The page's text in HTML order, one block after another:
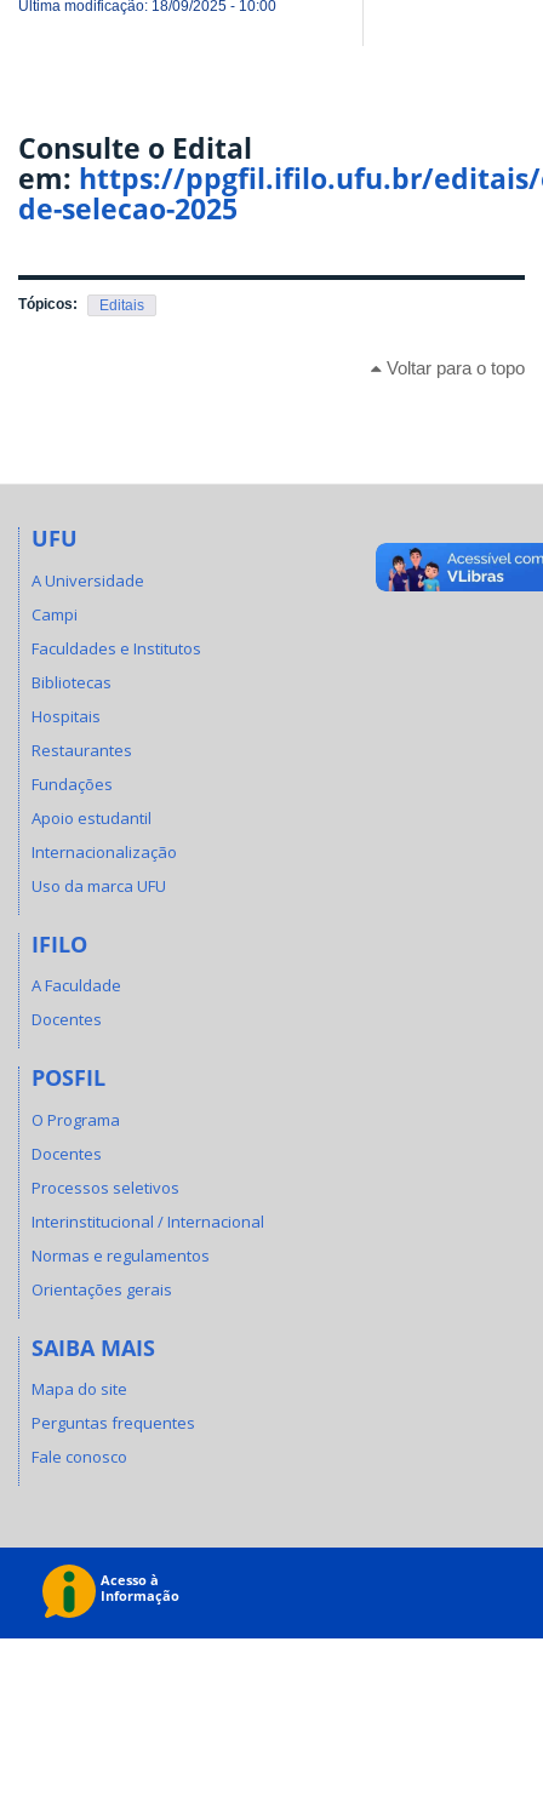
Última modificação: 18/09/2025 - 10:00
Consulte o Edital
em: https://ppgfil.ifilo.ufu.br/
de-selecao-2025
Tópicos: Editais
Voltar para o topo
UFU
A Universidade
Campi
Faculdades e Institutos
Bibliotecas
Hospitais
Restaurantes
Fundações
Apoio estudantil
Internacionalização
Uso da marca UFU
IFILO
A Faculdade
Docentes
POSFIL
O Programa
Docentes
Processos seletivos
Interinstitucional / Internacional
Normas e regulamentos
Orientações gerais
SAIBA MAIS
Mapa do site
Perguntas frequentes
Fale conosco